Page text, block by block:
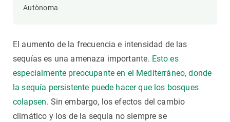
Autònoma
El aumento de la frecuencia e intensidad de las
sequías es una amenaza importante. Esto es
especialmente preocupante en el Mediterráneo, donde
la sequía persistente puede hacer que los bosques
colapsen. Sin embargo, los efectos del cambio
climático y los de la sequía no siempre se